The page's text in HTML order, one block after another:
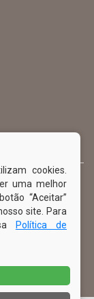
cookies.
uma melhor
“Aceitar”
site. Para
Política de